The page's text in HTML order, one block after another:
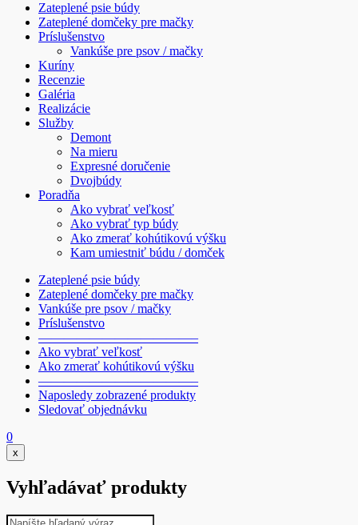
Zateplené psie búdy
Zateplené domčeky pre mačky
Príslušenstvo
Vankúše pre psov / mačky
Kuríny
Recenzie
Galéria
Realizácie
Služby
Demont
Na mieru
Expresné doručenie
Dvojbúdy
Poradňa
Ako vybrať veľkosť
Ako vybrať typ búdy
Ako zmerať kohútikovú výšku
Kam umiestniť búdu / domček
Zateplené psie búdy
Zateplené domčeky pre mačky
Vankúše pre psov / mačky
Príslušenstvo
————————————–
Ako vybrať veľkosť
Ako zmerať kohútikovú výšku
————————————–
Naposledy zobrazené produkty
Sledovať objednávku
0
x
Vyhľadávať produkty